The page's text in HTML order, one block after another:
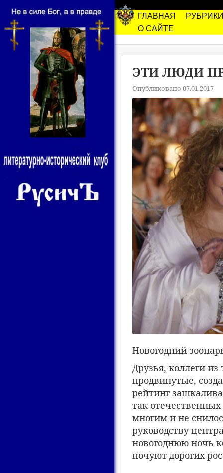
ГЛАВНАЯ
РУБРИКИ
О САЙТЕ
ЭТИ ЛЮДИ
Опубликовано 07.01.2017
Новогодний
Друзья, коллеги
продвинутые,
рейтинг
так
многим и не
руководству
новогоднюю ночь
почуют дорогих